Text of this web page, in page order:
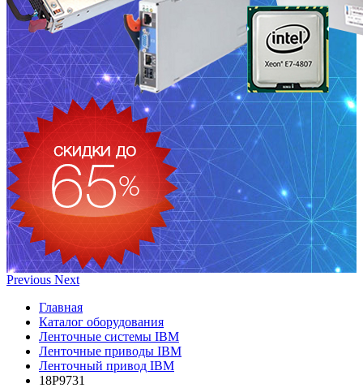
Previous Next
Главная
Каталог оборудования
Ленточные системы IBM
Ленточные приводы IBM
Ленточный привод IBM
18P9731